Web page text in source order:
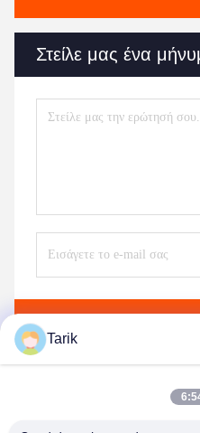
Στείλε μας ένα
Tarik